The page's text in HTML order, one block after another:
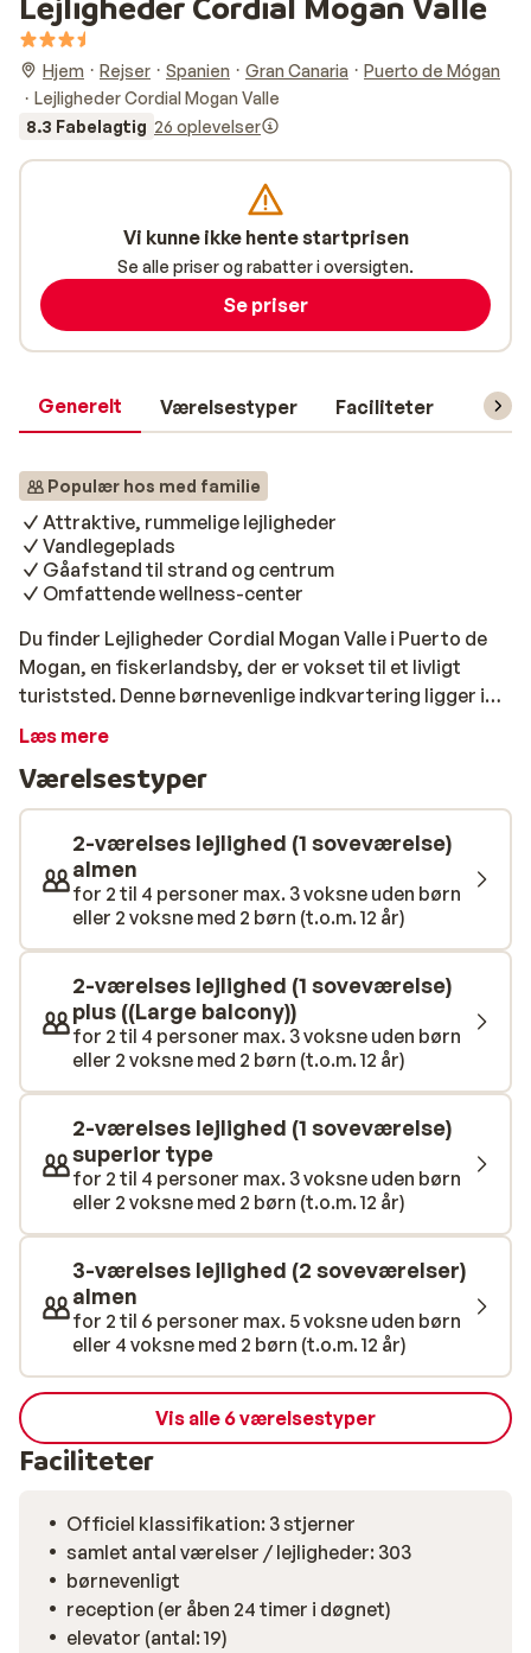
Hjem Rejser Spanien Gran Canaria
Puerto de Mógan
Lejligheder Cordial Mogan Valle
8.3 Fabelagtig 26 oplevelser
Generelt Værelsestyper Faciliteter
Populær hos med familie
Attraktive, rummelige lejligheder
Vandlegeplads
Gåafstand til strand og centrum
Omfattende wellness-center
Du finder Lejligheder Cordial Mogan Valle i Puerto de
Mogan, en fiskerlandsby, der er vokset til et livligt
turiststed. Denne børnevenlige indkvartering ligger i
gåafstand fra både stranden og det atmosfæriske
indrettede og udstyret med al mulig komfort. Du har
f.eks. et dejligt køkken og en stor balkon eller terrasse.
Hvis du ikke er en køkkenprins eller -prinsesse, kan du
selvfølgelig også spise i restauranten. Ægte vandhunde
vil helt sikkert sætte pris på Cordial Mogan Valle. Der
er ikke mindre end 3 swimmingpools, 2 jacuzzier og en
vandlegeplads. Foretrækker du at tage den lidt med ro
på din velfortjente ferie? Så er wellness-centret
bestemt et besøg værd. Faciliteterne og de
afslappende behandlinger vil få dig til at føle dig godt
tilpas.
Læs mere
Værelsestyper
2-værelses lejlighed (1 soveværelse)
almen
for 2 til 4 personer max. 3 voksne uden børn
eller 2 voksne med 2 børn (t.o.m. 12 år)
2-værelses lejlighed (1 soveværelse)
plus ((Large balcony))
for 2 til 4 personer max. 3 voksne uden børn
eller 2 voksne med 2 børn (t.o.m. 12 år)
2-værelses lejlighed (1 soveværelse)
superior type
for 2 til 4 personer max. 3 voksne uden børn
eller 2 voksne med 2 børn (t.o.m. 12 år)
3-værelses lejlighed (2 soveværelser)
almen
for 2 til 6 personer max. 5 voksne uden børn
eller 4 voksne med 2 børn (t.o.m. 12 år)
Vis alle 6 værelsestyper
Faciliteter
Officiel klassifikation: 3 stjerner
samlet antal værelser / lejligheder: 303
børnevenligt
reception (er åben 24 timer i døgnet)
elevator (antal: 19)
Vi kunne ikke hente startprisen
Se alle priser og rabatter i oversigten.
Se priser